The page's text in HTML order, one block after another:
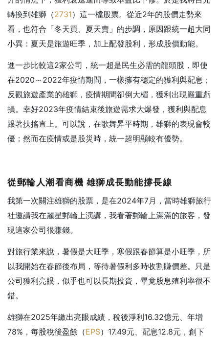
轉換到雄獅（2731）這一檔股票。從近2年的股價走勢來
看，也符合「冬天買、夏天賣」的步調，原因跟統一超大同
小異：夏天是旅遊旺季，加上配發股利，形成股價動能。
進一步比較這2家公司，統一超是民生必需的龍頭股，即使
在2020～2022年疫情期間，一樣擁有穩定的獲利與配息；
反觀旅遊產業的雄獅，疫情期間卻倒大楣，獲利出現嚴重虧
損。幸好2023年疫情結束後旅遊需求大爆發，獲利與配息
跟著扶搖直上。可以說，在歌舞昇平時期，雄獅的表現會較
優；然而在疫情或是股災時，統一超明顯較有優勢。
從郵輪人潮看商機 雄獅成長動能撐長線
我第一次關注雄獅的股票，是在2024年7月，當時雄獅旅行
社邀請我在麗星郵輪上演講，我看著郵輪上滿滿的旅客，發
現這家公司很賺錢。
對旅行業來說，暑假是大旺季，寒假跟春節算是小旺季，所
以我開始在春節後布局，等待暑假利多時收割賺價差。只是
公司獲利亮眼，似乎也可以長期投資，畢竟股息殖利率很不
錯。
雄獅在2025年繳出亮眼成績，稅後淨利16.32億元、年增
78%，每股稅後盈餘（EPS）17.49元、配息12.8元，創下